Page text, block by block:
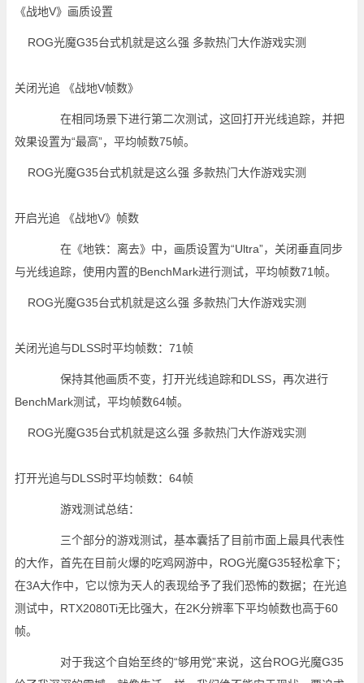
《战地V》画质设置
关闭光追 《战地V帧数》
在相同场景下进行第二次测试，这回打开光线追踪，并把
效果设置为“最高”，平均帧数75帧。
开启光追 《战地V》帧数
在《地铁：离去》中，画质设置为“Ultra”，关闭垂直同步
与光线追踪，使用内置的BenchMark进行测试，平均帧数71帧。
关闭光追与DLSS时平均帧数：71帧
保持其他画质不变，打开光线追踪和DLSS，再次进行
BenchMark测试，平均帧数64帧。
打开光追与DLSS时平均帧数：64帧
游戏测试总结：
三个部分的游戏测试，基本囊括了目前市面上最具代表性
的大作，首先在目前火爆的吃鸡网游中，ROG光魔G35轻松拿下；
在3A大作中，它以惊为天人的表现给予了我们恐怖的数据；在光追
测试中，RTX2080Ti无比强大，在2K分辨率下平均帧数也高于60
帧。
对于我这个自始至终的“够用党”来说，这台ROG光魔G35